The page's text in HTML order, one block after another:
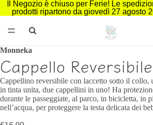
Il Negozio è chiuso per Ferie! Le
prodotti ripartono da giovedì 27 agosto
Monneka
Cappello
Cappellino reversibile con laccetto sotto il collo,
in tinta unita, due cappellini in uno! Ha
durante le passeggiate, al parco, in bicicletta, in
nell’acqua, per proteggere la testa delicata dei